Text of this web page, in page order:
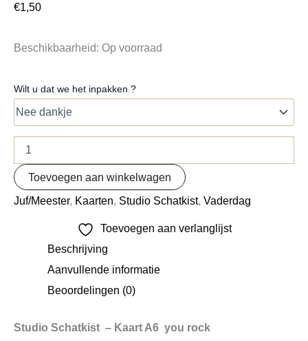
€1,50
Beschikbaarheid: Op voorraad
Wilt u dat we het inpakken ?
Toevoegen aan winkelwagen
Juf/Meester, Kaarten, Studio Schatkist, Vaderdag
Toevoegen aan verlanglijst
Beschrijving
Aanvullende informatie
Beoordelingen (0)
Studio Schatkist – Kaart A6 you rock